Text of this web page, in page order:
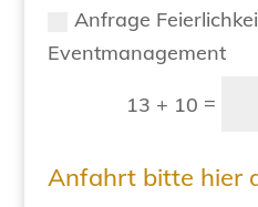
Anfrage
Eventmanagement
13 + 10 =
Anfahrt bitte hier